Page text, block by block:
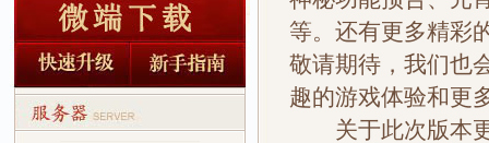
等。还有更多精彩
敬请期待，我们也
趣的游戏体验和更
关于此次版本更